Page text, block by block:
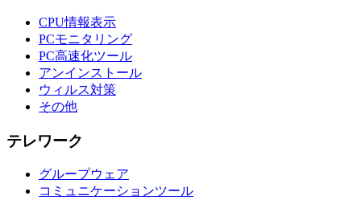
CPU情報表示
PCモニタリング
PC高速化ツール
アンインストール
ウィルス対策
その他
テレワーク
グループウェア
コミュニケーションツール